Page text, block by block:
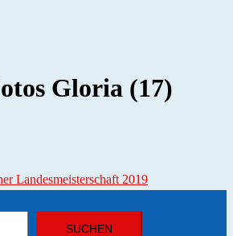
Gloria (17)
Landesmeisterschaft 2019
SUCHEN